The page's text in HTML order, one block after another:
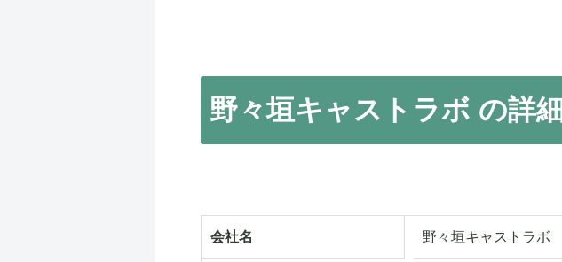
野々垣キャストラボ の詳細
会社名 野々垣キャストラボ